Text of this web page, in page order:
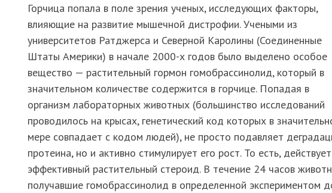
Горчица попала в поле зрения ученых, исследующих факторы,
влияющие на развитие мышечной дистрофии. Учеными из
университетов Ратджерса и Северной Каролины (Соединенные
Штаты Америки) в начале 2000-х годов было выделено особое
вещество — растительный гормон гомобрассинолид, который в
значительном количестве содержится в горчице. Попадая в
организм лабораторных животных (большинство исследований
проводилось на крысах, генетический код которых в
мере совпадает с кодом людей), не просто подавляет
протеина, но и активно стимулирует его рост. То есть,
эффективный растительный стероид. В течение 24 часов
получавшие гомобрассинолид в определенной экспериментом